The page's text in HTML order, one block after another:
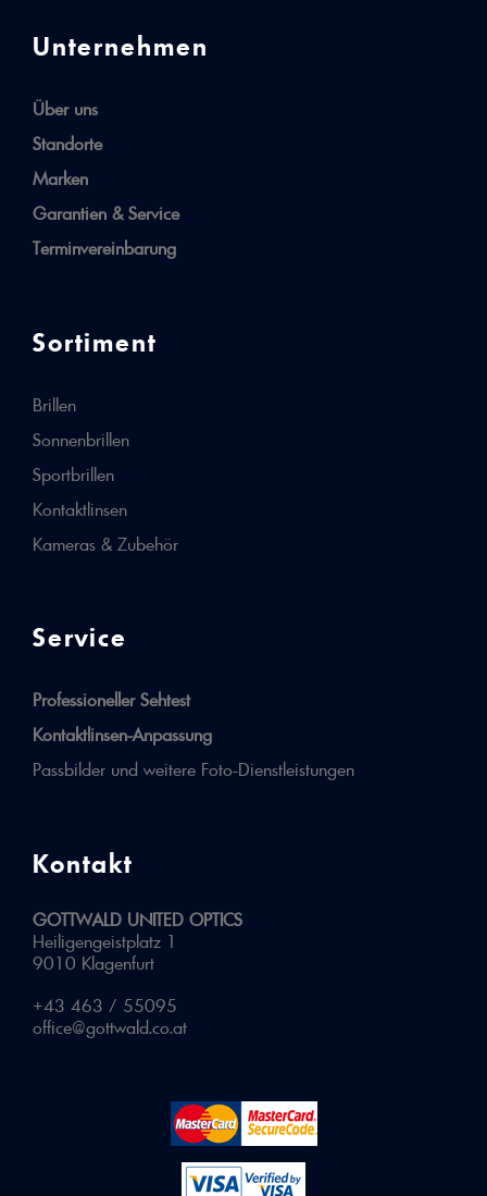
Unternehmen
Über uns
Standorte
Marken
Garantien & Service
Terminvereinbarung
Sortiment
Brillen
Sonnenbrillen
Sportbrillen
Kontaktlinsen
Kameras & Zubehör
Service
Professioneller Sehtest
Kontaktlinsen-Anpassung
Passbilder und weitere Foto-Dienstleistungen
Kontakt
GOTTWALD UNITED OPTICS
Heiligengeistplatz 1
9010 Klagenfurt
+43 463 / 55095
office@gottwald.co.at